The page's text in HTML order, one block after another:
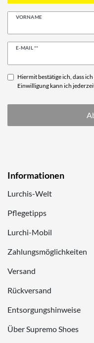
VORNAME
E-MAIL **
Newsletter
Hiermit bestätige ich, dass
Einwilligung kann ich
Informationen
Lurchis-Welt
Pflegetipps
Lurchi-Mobil
Zahlungsmöglichkeiten
Versand
Rückversand
Entsorgungshinweise
Über Supremo Shoes